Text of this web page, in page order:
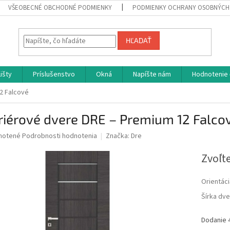
VŠEOBECNÉ OBCHODNÉ PODMIENKY PODMIENKY OCHRANY OSOBNÝCH
HĽADAŤ
Príslušenstvo Okná Napíšte nám
Hodnotenie
Falcové
dvere DRE – Premium 12
Podrobnosti hodnotenia Značka: Dre
Šírka
Dodanie